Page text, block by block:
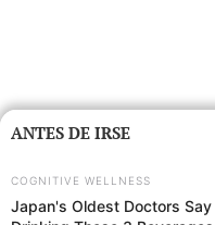
ANTES DE IRSE